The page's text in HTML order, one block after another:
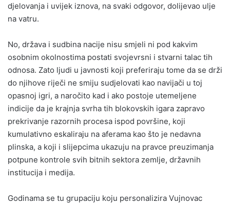
djelovanja i uvijek iznova, na svaki odgovor, dolijevao ulje
na vatru.
No, država i sudbina nacije nisu smjeli ni pod kakvim
osobnim okolnostima postati svojevrsni i stvarni talac tih
odnosa. Zato ljudi u javnosti koji preferiraju tome da se drži
do njihove riječi ne smiju sudjelovati kao navijači u toj
opasnoj igri, a naročito kad i ako postoje utemeljene
indicije da je krajnja svrha tih blokovskih igara zapravo
prekrivanje razornih procesa ispod površine, koji
kumulativno eskaliraju na aferama kao što je nedavna
plinska, a koji i slijepcima ukazuju na pravce preuzimanja
potpune kontrole svih bitnih sektora zemlje, državnih
institucija i medija.
Godinama se tu grupaciju koju personalizira Vujnovac